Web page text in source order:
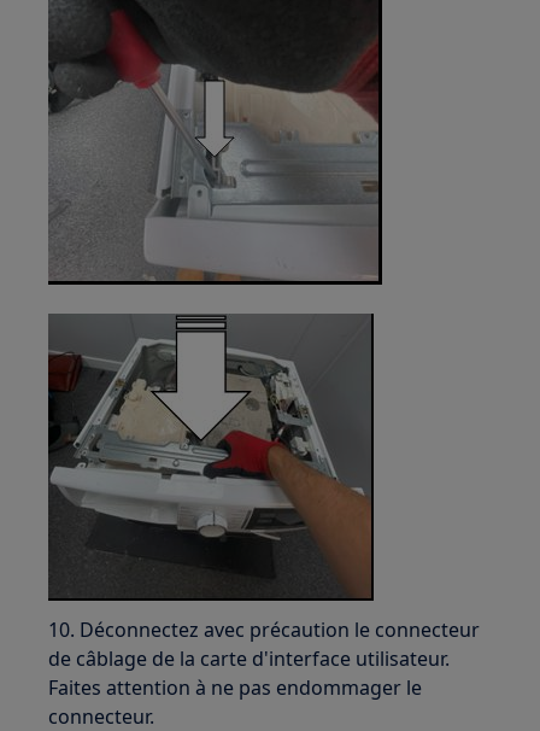
10. Déconnectez avec précaution le connecteur
de câblage de la carte d'interface utilisateur.
Faites attention à ne pas endommager le
connecteur.